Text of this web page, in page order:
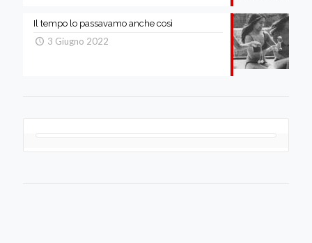
Il tempo lo passavamo anche così
3 Giugno 2022